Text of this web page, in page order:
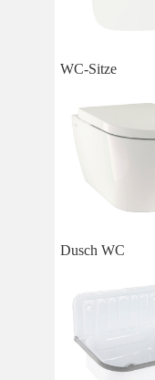
WC-Sitze
Dusch WC